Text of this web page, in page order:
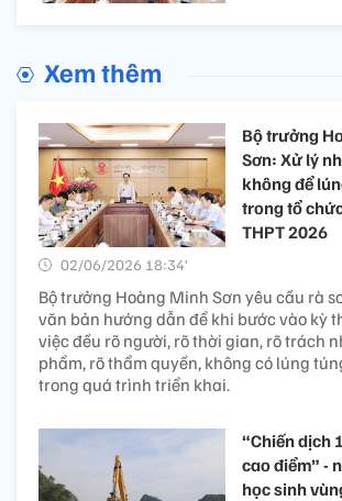
Xem thêm
Bộ trưởng
Sơn: Xử lý
không để
trong tổ
THPT 2026
02/06/2026 18:34’
Bộ trưởng Hoàng Minh Sơn yêu cầu rà
văn bản hướng dẫn để khi bước vào kỳ
việc đều rõ người, rõ thời gian, rõ trách
phẩm, rõ thẩm quyền, không có lúng
trong quá trình triển khai.
“Chiến dịch
cao điểm” -
học sinh